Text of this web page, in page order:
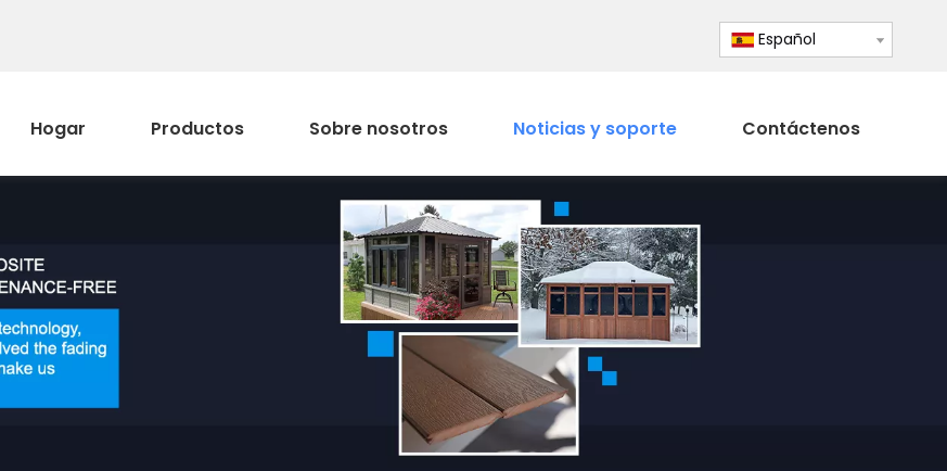
Español
Hogar Productos Sobre nosotros Noticias y soporte Contáctenos